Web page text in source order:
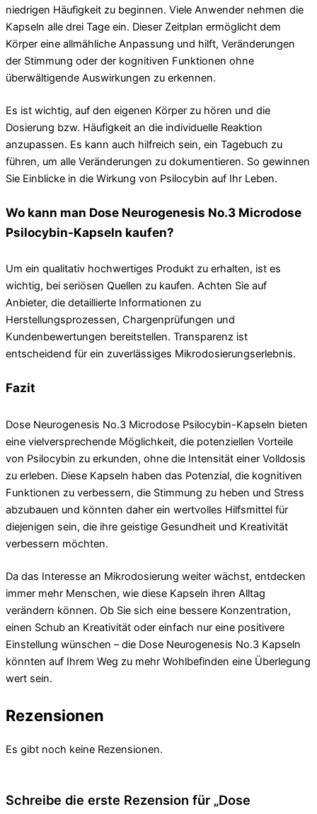
niedrigen Häufigkeit zu beginnen. Viele Anwender nehmen die
Kapseln alle drei Tage ein. Dieser Zeitplan ermöglicht dem
Körper eine allmähliche Anpassung und hilft, Veränderungen
der Stimmung oder der kognitiven Funktionen ohne
überwältigende Auswirkungen zu erkennen.
Es ist wichtig, auf den eigenen Körper zu hören und die
Dosierung bzw. Häufigkeit an die individuelle Reaktion
anzupassen. Es kann auch hilfreich sein, ein Tagebuch zu
führen, um alle Veränderungen zu dokumentieren. So gewinnen
Sie Einblicke in die Wirkung von Psilocybin auf Ihr Leben.
Wo kann man Dose Neurogenesis No.3 Microdose
Psilocybin-Kapseln kaufen?
Um ein qualitativ hochwertiges Produkt zu erhalten, ist es
wichtig, bei seriösen Quellen zu kaufen. Achten Sie auf
Anbieter, die detaillierte Informationen zu
Herstellungsprozessen, Chargenprüfungen und
Kundenbewertungen bereitstellen. Transparenz ist
entscheidend für ein zuverlässiges Mikrodosierungserlebnis.
Fazit
Dose Neurogenesis No.3 Microdose Psilocybin-Kapseln bieten
eine vielversprechende Möglichkeit, die potenziellen Vorteile
von Psilocybin zu erkunden, ohne die Intensität einer Volldosis
zu erleben. Diese Kapseln haben das Potenzial, die kognitiven
Funktionen zu verbessern, die Stimmung zu heben und Stress
abzubauen und könnten daher ein wertvolles Hilfsmittel für
diejenigen sein, die ihre geistige Gesundheit und Kreativität
verbessern möchten.
Da das Interesse an Mikrodosierung weiter wächst, entdecken
immer mehr Menschen, wie diese Kapseln ihren Alltag
verändern können. Ob Sie sich eine bessere Konzentration,
einen Schub an Kreativität oder einfach nur eine positivere
Einstellung wünschen – die Dose Neurogenesis No.3 Kapseln
könnten auf Ihrem Weg zu mehr Wohlbefinden eine Überlegung
wert sein.
Rezensionen
Es gibt noch keine Rezensionen.
Schreibe die erste Rezension für „Dose